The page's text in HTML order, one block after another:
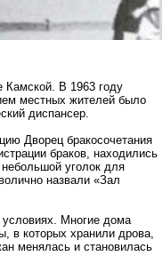
Камской. В 1963 году
местных жителей было
диспансер.
Дворец бракосочетания
браков, находились
уголок для
назвали «Зал
условиях. Многие дома
, в которых хранили дрова,
менялась и становилась